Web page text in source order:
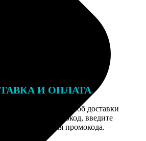
И ОПЛАТА
и выберите способ доставки
у вас есть промокод, введите
поле для промокода.